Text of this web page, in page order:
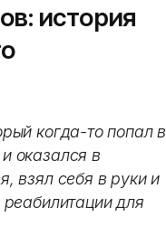
история
когда-то попал в
оказался в
взял себя в руки и
для